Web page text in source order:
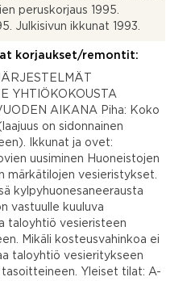
peruskorjaus 1995.
Julkisivun ikkunat 1993.
korjaukset/remontit:
YHTIÖKOKOUSTA
AIKANA Piha: Koko
on sidonnainen
Ikkunat ja ovet:
uusiminen Huoneistojen
märkätilojen vesieristykset.
kylpyhuonesaneerausta
vastuulle kuuluva
taloyhtiö vesieristeen
Mikäli kosteusvahinkoa ei
taloyhtiö vesieritykseen
Yleiset tilat: A-